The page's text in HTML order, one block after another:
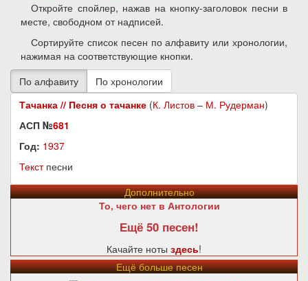
Откройте спойлер, нажав на кнопку-заголовок песни в
месте, свободном от надписей.
Сортируйте список песен по алфавиту или хронологии,
нажимая на соответствующие кнопки.
Тачанка // Песня о тачанке (К. Листов – М. Рудерман)
АСП №681
Год: 1937
Текстпесни
Дополнительно
То, чего нет в Антологии
Ещё 50 песен!
Качайте ноты здесь!
Ещё больше песен